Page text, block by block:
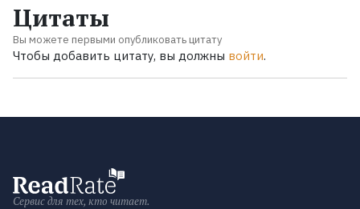
Цитаты
Вы можете первыми опубликовать цитату
Чтобы добавить цитату, вы должны войти.
Сервис для тех, кто читает.